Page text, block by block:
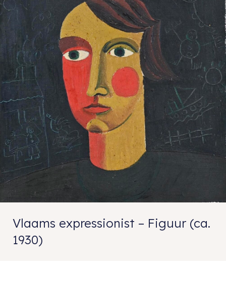
Vlaams expressionist – Figuur (ca.
1930)